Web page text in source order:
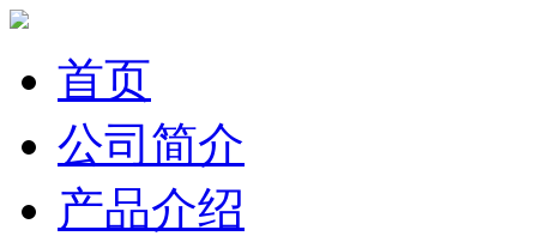
首页
公司简介
产品介绍